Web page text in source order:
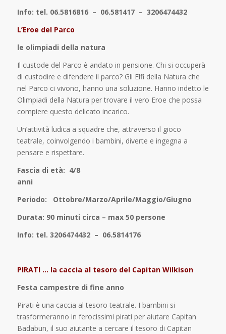
Info: tel. 06.5816816 – 06.581417 – 3206474432
L’Eroe del Parco
le olimpiadi della natura
Il custode del Parco è andato in pensione. Chi si occuperà
di custodire e difendere il parco? Gli Elfi della Natura che
nel Parco ci vivono, hanno una soluzione. Hanno indetto le
Olimpiadi della Natura per trovare il vero Eroe che possa
compiere questo delicato incarico.
Un’attività ludica a squadre che, attraverso il gioco
teatrale, coinvolgendo i bambini, diverte e ingegna a
pensare e rispettare.
Fascia di età: 4/8
Periodo: Ottobre/Marzo/Aprile/Maggio/Giugno
Durata: 90 minuti circa – max 50 persone
Info: tel. 3206474432 – 06.5814176
PIRATI … la caccia al tesoro del Capitan Wilkison
Festa campestre di fine anno
Pirati è una caccia al tesoro teatrale. I bambini si
trasformeranno in ferocissimi pirati per aiutare Capitan
Badabun, il suo aiutante a cercare il tesoro di Capitan